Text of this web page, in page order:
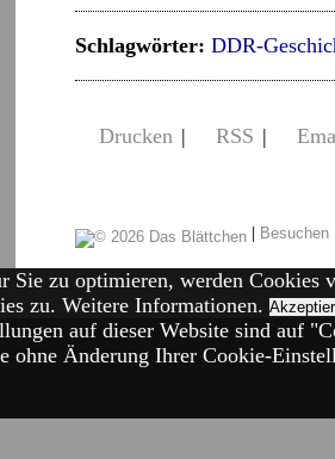
Schlagwörter: DDR-
Drucken | RSS |
|
Sie zu optimieren, werden Cookies
zu. Weitere Informationen.
auf dieser Website sind auf
ohne Änderung Ihrer Cookie-